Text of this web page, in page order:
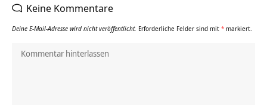
Keine Kommentare
Deine E-Mail-Adresse wird nicht veröffentlicht. Erforderliche Felder sind mit * markiert.